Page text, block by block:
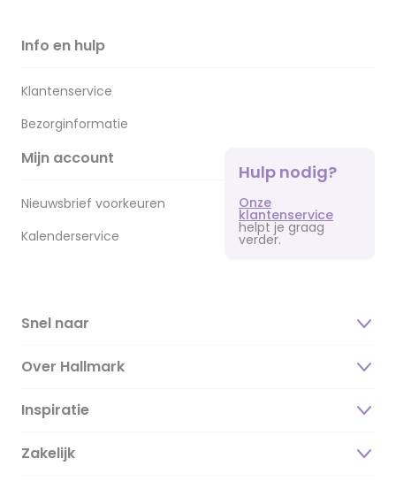
Info en hulp
Klantenservice
Bezorginformatie
Mijn account
Nieuwsbrief voorkeuren
Kalenderservice
Hulp nodig?
Onze
klantenservice
helpt je graag
verder.
Snel naar
Over Hallmark
Over ons
Duurzaamheid
Inspiratie
Magazine
Zakelijk